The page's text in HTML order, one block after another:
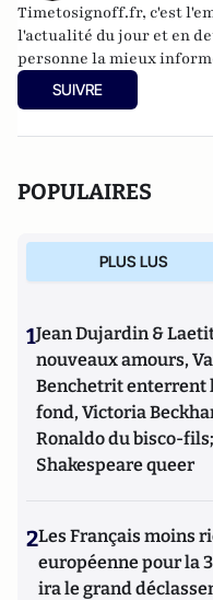
Timetosignoff.fr, c'est
l'actualité du jour et en
personne la mieux
SUIVRE
POPULAIRES
PLUS LUS
1Jean Dujardin &
nouveaux amours,
Benchetrit enterrent
fond, Victoria
Ronaldo du bisco-
Shakespeare queer
2Les Français moins
européenne pour la
ira le grand